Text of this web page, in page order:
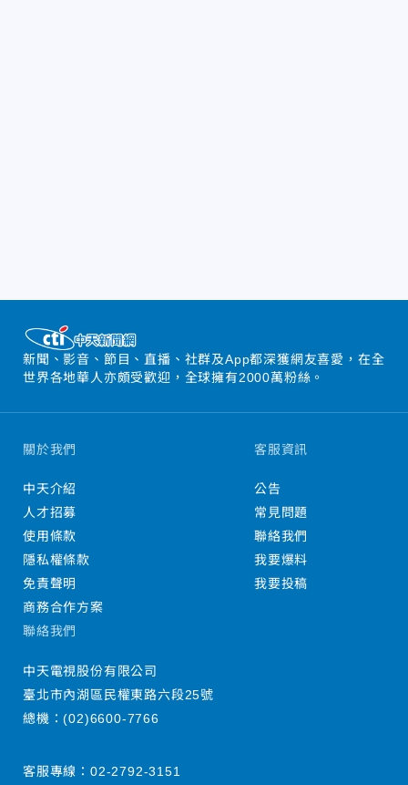
新聞、影音、節目、直播、社群及App都深獲網友喜愛，在全
世界各地華人亦頗受歡迎，全球擁有2000萬粉絲。
關於我們
中天介紹
人才招募
使用條款
隱私權條款
免責聲明
商務合作方案
客服資訊
公告
常見問題
聯絡我們
我要爆料
我要投稿
聯絡我們
中天電視股份有限公司
臺北市內湖區民權東路六段25號
總機：(02)6600-7766
客服專線： 02-2792-3151